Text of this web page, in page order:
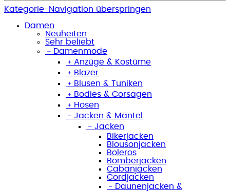
Kategorie-Navigation überspringen
Damen
Neuheiten
Sehr beliebt
﹣ Damenmode
﹢ Anzüge & Kostüme
﹢ Blazer
﹢ Blusen & Tuniken
﹢ Bodies & Corsagen
﹢ Hosen
﹣ Jacken & Mäntel
﹣ Jacken
Bikerjacken
Blousonjacken
Boleros
Bomberjacken
Cabanjacken
Cordjacken
﹣ Daunenjacken &